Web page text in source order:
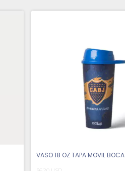
VASO 18 OZ TAPA MOVIL BOCA